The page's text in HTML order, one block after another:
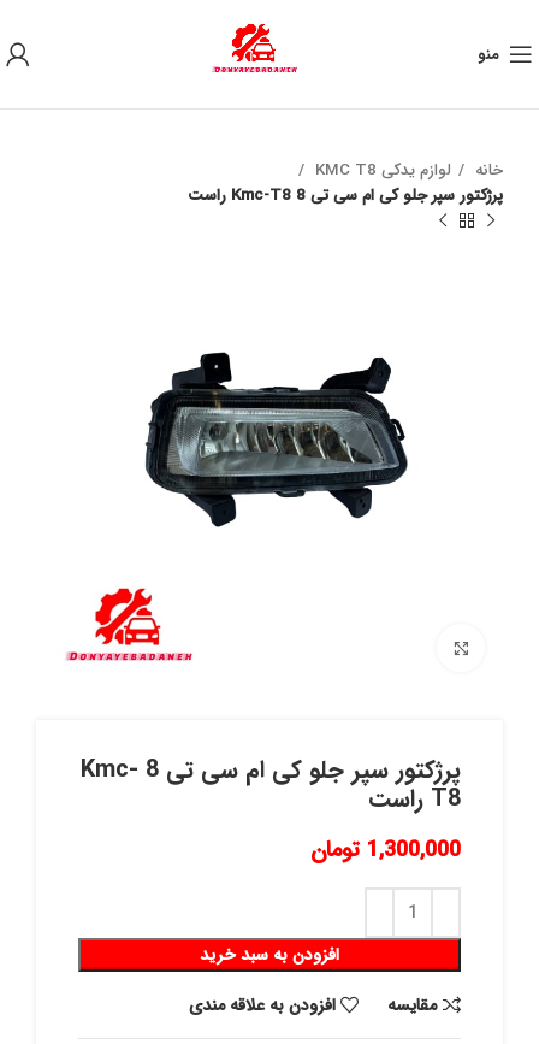
منو
خانه
لوازم یدکی KMC T8
پرژکتور سپر جلو کی ام سی تی 8 Kmc-T8 راست
پرژکتور سپر جلو کی ام سی تی 8 Kmc-
T8 راست
1,300,000 تومان
افزودن به سبد خرید
مقايسه
افزودن به علاقه مندی
به علت نوسان ارز ، لطفا قبل از خرید تماس بگیرید.